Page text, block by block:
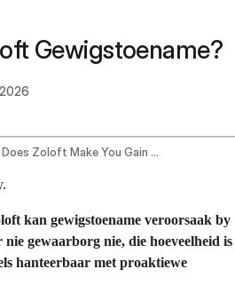
Gewigstoename?
Does Zoloft Make You Gain Weight
kan gewigstoename veroorsaak by
nie gewaarborg nie, die hoeveelheid is
hanteerbaar met proaktiewe